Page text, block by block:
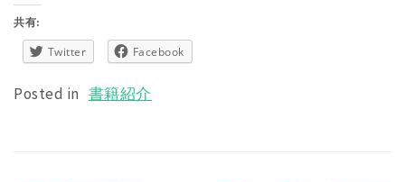
共有:
Twitter Facebook
Posted in 書籍紹介